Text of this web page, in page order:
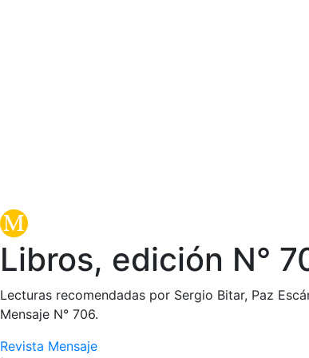
Libros, edición N°
Lecturas recomendadas por Sergio Bitar, Paz
Mensaje N° 706.
Revista Mensaje